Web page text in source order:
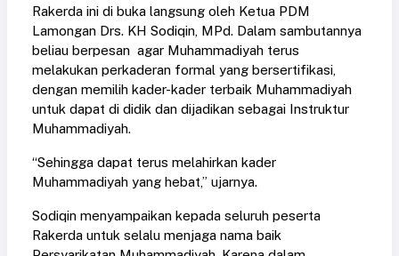
Rakerda ini di buka langsung oleh Ketua PDM
Lamongan Drs. KH Sodiqin, MPd. Dalam sambutannya
beliau berpesan agar Muhammadiyah terus
melakukan perkaderan formal yang bersertifikasi,
dengan memilih kader-kader terbaik Muhammadiyah
untuk dapat di didik dan dijadikan sebagai Instruktur
Muhammadiyah.
“Sehingga dapat terus melahirkan kader
Muhammadiyah yang hebat,” ujarnya.
Sodiqin menyampaikan kepada seluruh peserta
Rakerda untuk selalu menjaga nama baik